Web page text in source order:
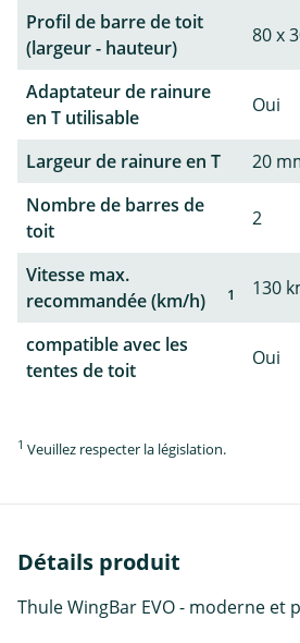
Profil de barre de toit
(largeur - hauteur)
80 x
Adaptateur de rainure
en T utilisable
Oui
Largeur de rainure en T
20
Nombre de barres de
toit
2
Vitesse max.
recommandée (km/h)
1 130
compatible avec les
tentes de toit
Oui
1 Veuillez respecter la législation.
Détails produit
Thule WingBar EVO - moderne et